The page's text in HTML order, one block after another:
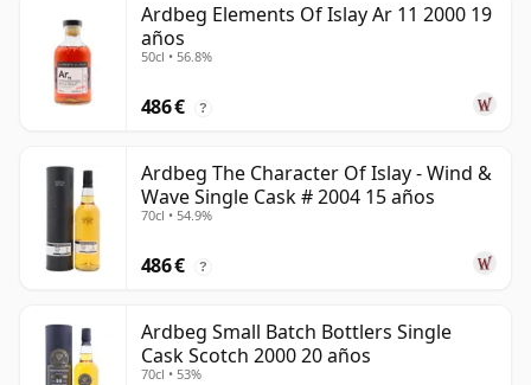
Ardbeg Elements Of Islay Ar 11 2000 19
años
50cl • 56.8%
486 € ?
Ardbeg The Character Of Islay - Wind &
Wave Single Cask # 2004 15 años
70cl • 54.9%
486 € ?
Ardbeg Small Batch Bottlers Single
Cask Scotch 2000 20 años
70cl • 53%